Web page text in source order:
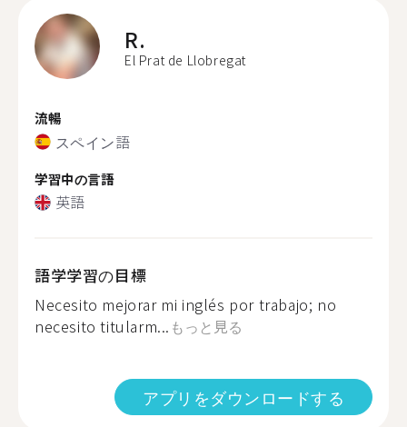
R.
El Prat de Llobregat
流暢
スペイン語
学習中の言語
英語
語学学習の目標
Necesito mejorar mi inglés por trabajo; no
necesito titularm... もっと見る
アプリをダウンロードする